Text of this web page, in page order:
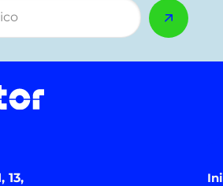
13,